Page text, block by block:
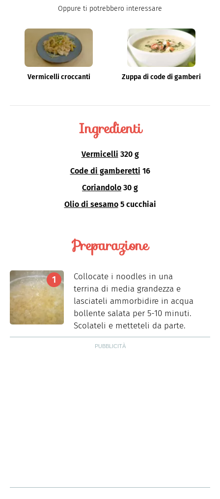
Oppure ti potrebbero interessare
Vermicelli croccanti Zuppa di code di gamberi
Ingredienti
Vermicelli 320 g
Code di gamberetti 16
Coriandolo 30 g
Olio di sesamo 5 cucchiai
Preparazione
Collocate i noodles in una
terrina di media grandezza e
lasciateli ammorbidire in acqua
bollente salata per 5-10 minuti.
Scolateli e metteteli da parte.